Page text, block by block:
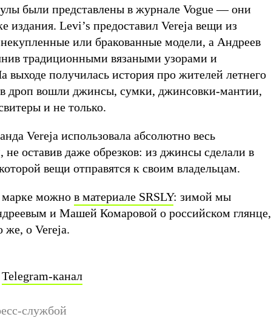
были представлены в журнале Vogue — они
издания. Levi’s предоставил Vereja вещи из
некупленные или бракованные модели, а Андреев
традиционными вязаными узорами и
получилась история про жителей летнего
в дроп вошли джинсы, сумки, джинсовки-мантии,
и не только.
Vereja использовала абсолютно весь
оставив даже обрезков: из джинсы сделали в
вещи отправятся к своим владельцам.
марке можно в материале SRSLY: зимой мы
и Машей Комаровой о российском глянце,
же, о Vereja.
Telegram-канал
службой